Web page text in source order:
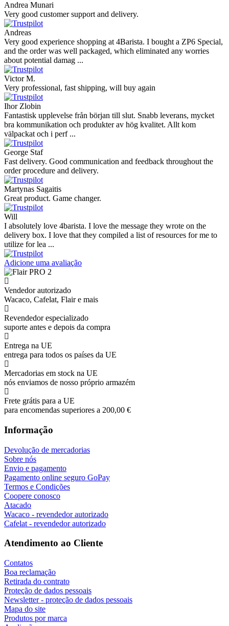
Andrea Munari
Very good customer support and delivery.
Andreas
Very good experience shopping at 4Barista. I bought a ZP6 Special,
and the order was well packaged, which eliminated any worries
about potential damag ...
Victor M.
Very professional, fast shipping, will buy again
Ihor Zlobin
Fantastisk upplevelse från början till slut. Snabb leverans, mycket
bra kommunikation och produkter av hög kvalitet. Allt kom
välpackat och i perf ...
George Staf
Fast delivery. Good communication and feedback throughout the
order procedure and delivery.
Martynas Sagaitis
Great product. Game changer.
Will
I absolutely love 4barista. I love the message they wrote on the
delivery box. I love that they compiled a list of resources for me to
utilize for lea ...
Adicione uma avaliação
Vendedor autorizado
Wacaco, Cafelat, Flair e mais
Revendedor especializado
suporte antes e depois da compra
Entrega na UE
entrega para todos os países da UE
Mercadorias em stock na UE
nós enviamos de nosso próprio armazém
Frete grátis para a UE
para encomendas superiores a 200,00 €
Informação
Devolução de mercadorias
Sobre nós
Envio e pagamento
Pagamento online seguro GoPay
Termos e Condições
Coopere conosco
Atacado
Wacaco - revendedor autorizado
Cafelat - revendedor autorizado
Atendimento ao Cliente
Contatos
Boa reclamação
Retirada do contrato
Proteção de dados pessoais
Newsletter - proteção de dados pessoais
Mapa do site
Produtos por marca